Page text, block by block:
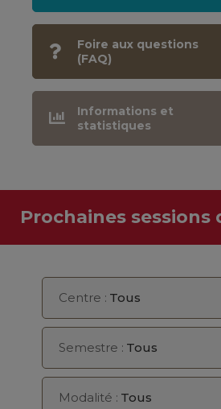
Foire aux questions
(FAQ)
Informations et
statistiques
Prochaines
Centre : Tous
Semestre : Tous
Modalité : Tous